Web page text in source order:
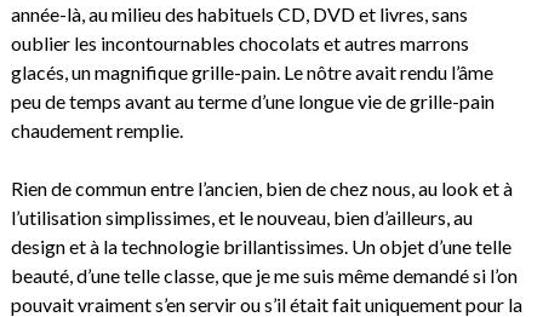
année-là, au milieu des habituels CD, DVD et livres, sans
oublier les incontournables chocolats et autres marrons
glacés, un magnifique grille-pain. Le nôtre avait rendu l’âme
peu de temps avant au terme d’une longue vie de grille-pain
chaudement remplie.
Rien de commun entre l’ancien, bien de chez nous, au look et à
l’utilisation simplissimes, et le nouveau, bien d’ailleurs, au
design et à la technologie brillantissimes. Un objet d’une telle
beauté, d’une telle classe, que je me suis même demandé si l’on
pouvait vraiment s’en servir ou s’il était fait uniquement pour la